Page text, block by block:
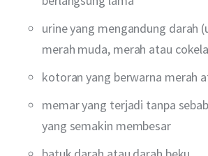
urine yang mengandung darah
merah muda, merah atau
kotoran yang berwarna merah
memar yang terjadi tanpa
yang semakin membesar